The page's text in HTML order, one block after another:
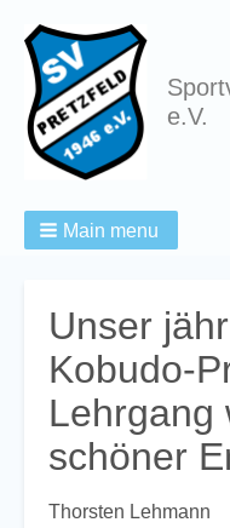
e.V.
Main menu
Unser
Kobudo-
Lehrgang
schöner
Thorsten Lehmann